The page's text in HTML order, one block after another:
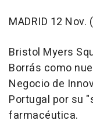
MADRID 12 Nov.
Bristol Myers
Borrás como
Negocio de
Portugal por su
farmacéutica.